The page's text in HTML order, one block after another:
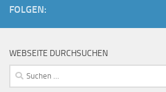
FOLGEN:
WEBSEITE DURCHSUCHEN
Suchen
nach: